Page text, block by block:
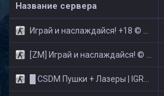
Название сервера
Играй и наслаждайся! +18 © Public
[ZM] Играй и наслаждайся! © Zombie Show
█ CSDM Пушки + Лазеры | IGRAI18.RU ツ █